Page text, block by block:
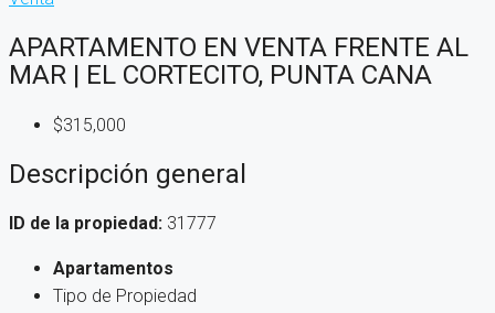
APARTAMENTO EN VENTA FRENTE AL
MAR | EL CORTECITO, PUNTA CANA
$315,000
Descripción general
ID de la propiedad: 31777
Apartamentos
Tipo de Propiedad